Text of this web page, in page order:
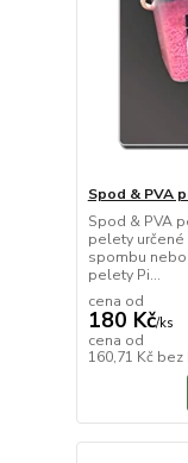
Spod & PVA
Spod & PVA
pelety určené
spombu nebo
pelety Pi...
cena od
180 Kč/ks
cena od
160,71 Kč bez